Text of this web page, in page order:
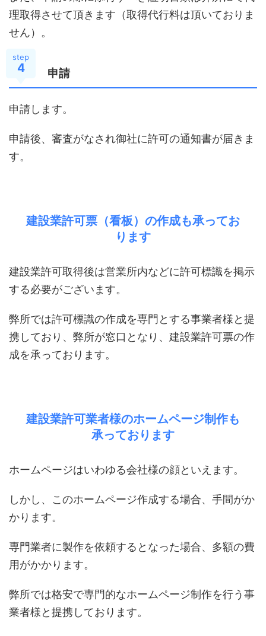
理取得させて頂きます（取得代行料は頂いておりま
せん）。
step
4 申請
申請します。
申請後、審査がなされ御社に許可の通知書が届きま
す。
建設業許可票（看板）の作成も承ってお
ります
建設業許可取得後は営業所内などに許可標識を掲示
する必要がございます。
弊所では許可標識の作成を専門とする事業者様と提
携しており、弊所が窓口となり、建設業許可票の作
成を承っております。
建設業許可業者様のホームページ制作も
承っております
ホームページはいわゆる会社様の顔といえます。
しかし、このホームページ作成する場合、手間がか
かります。
専門業者に製作を依頼するとなった場合、多額の費
用がかかります。
弊所では格安で専門的なホームページ制作を行う事
業者様と提携しております。